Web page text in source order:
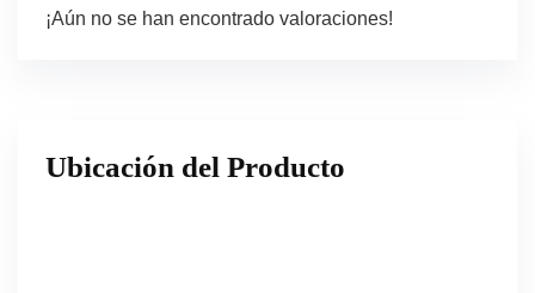
¡Aún no se han encontrado valoraciones!
Ubicación del Producto